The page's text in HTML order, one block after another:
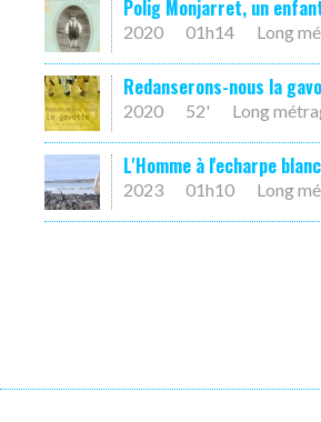
Polig Monjarret, un
2020 01h14 Long
Redanserons-nous la
2020 52' Long
L'Homme à l'echarpe
2023 01h10 Long